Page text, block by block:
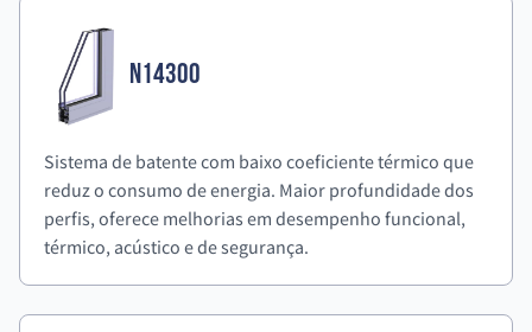
N14300
Sistema de batente com baixo coeficiente térmico que
reduz o consumo de energia. Maior profundidade dos
perfis, oferece melhorias em desempenho funcional,
térmico, acústico e de segurança.